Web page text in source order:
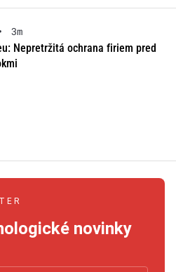
3m
Nepretržitá ochrana firiem pred
novinky